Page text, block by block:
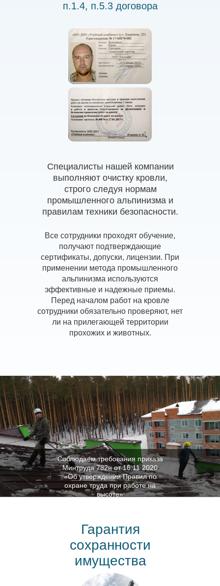
Все сотрудники проходят обучение,
получают подтверждающие
сертификаты, допуски, лицензии. При
применении метода промышленного
альпинизма используются
эффективные и надежные приемы.
Перед началом работ на кровле
сотрудники обязательно проверяют, нет
ли на прилегающей территории
прохожих и животных.
п.1.4, п.5.3 договора
Специалисты нашей компании
выполняют очистку кровли,
строго следуя нормам
промышленного альпинизма и
правилам техники безопасности.
Соблюдаем требования приказа
Минтруда 782н от 16.11.2020
«Об утверждении Правил по
охране труда при работе на
высоте»
Гарантия
сохранности
имущества